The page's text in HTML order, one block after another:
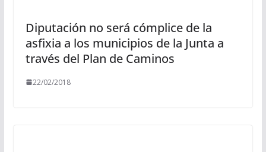
Diputación no será cómplice de la
asfixia a los municipios de la Junta a
través del Plan de Caminos
22/02/2018